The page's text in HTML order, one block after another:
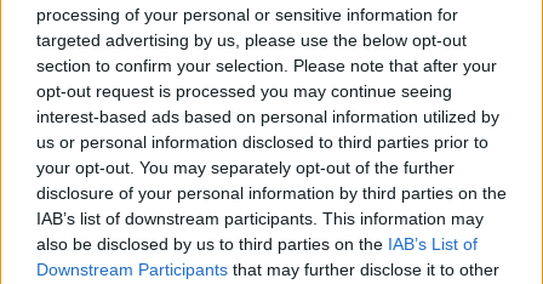
processing of your personal or sensitive information for
targeted advertising by us, please use the below opt-out
section to confirm your selection. Please note that after your
opt-out request is processed you may continue seeing
interest-based ads based on personal information utilized by
us or personal information disclosed to third parties prior to
your opt-out. You may separately opt-out of the further
disclosure of your personal information by third parties on the
IAB’s list of downstream participants. This information may
also be disclosed by us to third parties on the IAB’s List of
Downstream Participants that may further disclose it to other
11:57
ΚΡΗΤΗ
Κρήτη: Ξάπλωσε να κάνει ηλιοθεραπεία και
πέθανε!
11:51
ΠΟΛΙΤΙΚΟ ΠΑΡΑΣΚΗΝΙΟ
Τελέστηκε το ετήσιο μνημόσυνο της Λένας
Σαμαρά – Ποιοι βρέθηκαν στο πλευρό του
πατέρα της
ΠΕΡΙΣΣΟΤΕΡΑ
ΕΛΛΑΔΑ
Marfin: Προθεσμία έλαβε η 46χρονη -
«Είναι αθώα» λέει ο συνήγορός της